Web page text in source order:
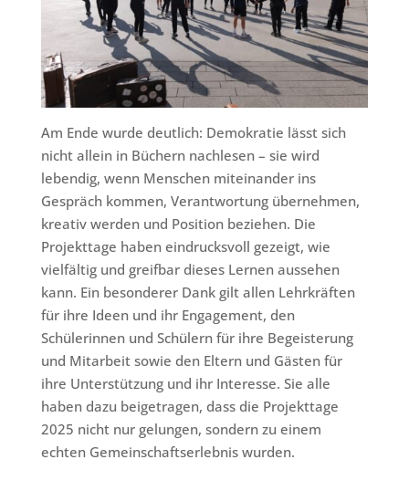
Am Ende wurde deutlich: Demokratie lässt sich
nicht allein in Büchern nachlesen – sie wird
lebendig, wenn Menschen miteinander ins
Gespräch kommen, Verantwortung übernehmen,
kreativ werden und Position beziehen. Die
Projekttage haben eindrucksvoll gezeigt, wie
vielfältig und greifbar dieses Lernen aussehen
kann. Ein besonderer Dank gilt allen Lehrkräften
für ihre Ideen und ihr Engagement, den
Schülerinnen und Schülern für ihre Begeisterung
und Mitarbeit sowie den Eltern und Gästen für
ihre Unterstützung und ihr Interesse. Sie alle
haben dazu beigetragen, dass die Projekttage
2025 nicht nur gelungen, sondern zu einem
echten Gemeinschaftserlebnis wurden.